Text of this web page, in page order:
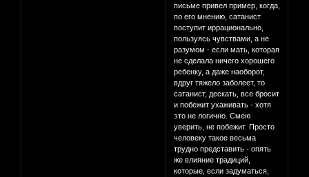
письме привел пример, когда,
по его мнению, сатанист
поступит иррационально,
пользуясь чувствами, а не
разумом - если мать, которая
не сделала ничего хорошего
ребенку, а даже наоборот,
вдруг тяжело заболеет, то
сатанист, дескать, все бросит
и побежит ухаживать - хотя
это не логично. Смею
уверить, не побежит. Просто
человеку такое весьма
трудно представить - опять
же влияние традиций,
которые, если задуматься,